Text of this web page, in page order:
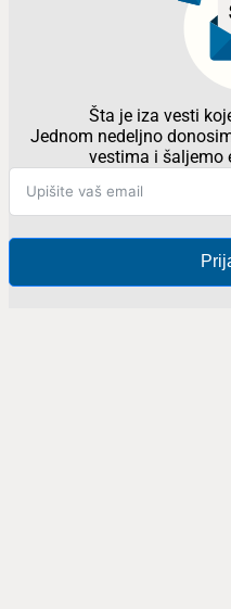
Šta je iza vesti
Jednom nedeljno
vestima i šaljemo